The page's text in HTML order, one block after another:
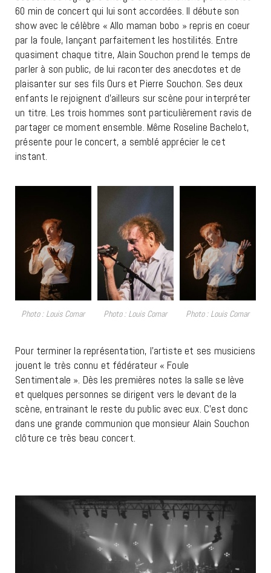
60 min de concert qui lui sont accordées. Il débute son
show avec le célèbre « Allo maman bobo » repris en coeur
par la foule, lançant parfaitement les hostilités. Entre
quasiment chaque titre, Alain Souchon prend le temps de
parler à son public, de lui raconter des anecdotes et de
plaisanter sur ses fils Ours et Pierre Souchon. Ses deux
enfants le rejoignent d’ailleurs sur scène pour interpréter
un titre. Les trois hommes sont particulièrement ravis de
partager ce moment ensemble. Même Roseline Bachelot,
présente pour le concert, a semblé apprécier le cet
instant.
Photo : Louis Comar Photo : Louis Comar Photo : Louis Comar
Pour terminer la représentation, l’artiste et ses musiciens
jouent le très connu et fédérateur « Foule
Sentimentale ». Dès les premières notes la salle se lève
et quelques personnes se dirigent vers le devant de la
scène, entrainant le reste du public avec eux. C’est donc
dans une grande communion que monsieur Alain Souchon
clôture ce très beau concert.